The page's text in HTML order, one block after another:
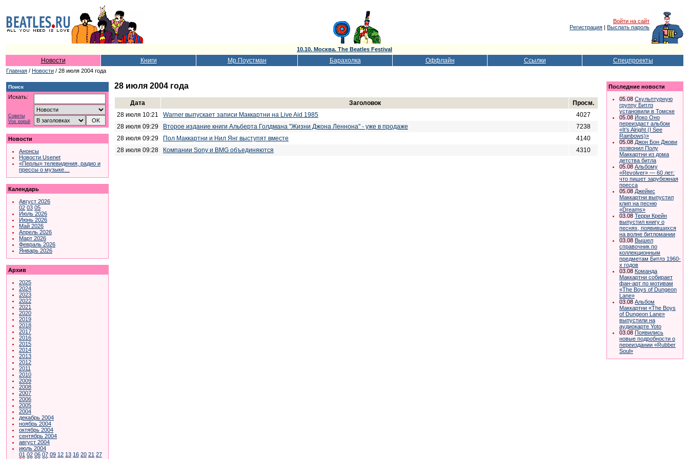
Войти на сайт
Регистрация | Выслать пароль
10.10. Москва. The Beatles Festival
Новости Книги Мр.Поустман Барахолка Оффлайн Ссылки Спецпроекты
Главная / Новости / 28 июля 2004 года
Поиск
Искать:
Советы
Vox populi
Новости
Анонсы
Новости Usenet
«Перлы» телевидения, радио и
прессы о музыке…
Календарь
Август 2026
02 03 05
Июль 2026
Июнь 2026
Май 2026
Апрель 2026
Март 2026
Февраль 2026
Январь 2026
Архив
2025
2024
2023
2022
2021
2020
2019
2018
2017
2016
2015
2014
2013
2012
2011
2010
2009
2008
2007
2006
2005
2004
декабрь 2004
ноябрь 2004
октябрь 2004
сентябрь 2004
август 2004
июль 2004
01 02 06 07 09 12 13 16 20 21 27
28 июля 2004 года
Дата Заголовок
Просм.
28 июля 10:21
Warner выпускает записи Маккартни на Live Aid 1985
4027
28 июля 09:29
Второе издание книги Альберта Голдмана "Жизни Джона Леннона" - уже в продаже
7238
28 июля 09:29
Пол Маккартни и Нил Янг выступят вместе
4140
28 июля 09:28
Компании Sony и BMG объединяются 4310
Последние новости
05.08 Скульптурную
группу Битлз
установили в Томске
05.08 Йоко Оно
переиздаст альбом
«It’s Alright (I See
Rainbows)»
05.08 Джон Бон Джови
позвонил Полу
Маккартни из дома
детства битла
05.08 Альбому
«Revolver» — 60 лет:
что пишет зарубежная
пресса
05.08 Джеймс
Маккартни выпустил
клип на песню
«Dreams»
03.08 Терри Крейн
выпустил книгу о
песнях, появившихся
на волне битломании
03.08 Вышел
справочник по
коллекционным
предметам Битлз 1960-
х годов
03.08 Команда
Маккартни собирает
фан-арт по мотивам
«The Boys of Dungeon
Lane»
03.08 Альбом
Маккартни «The Boys
of Dungeon Lane»
выпустили на
аудиокарте Yoto
03.08 Появились
новые подробности о
переиздании «Rubber
Soul»